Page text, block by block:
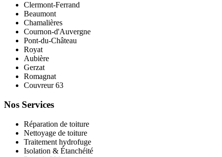
Clermont-Ferrand
Beaumont
Chamalières
Cournon-d'Auvergne
Pont‑du‑Château
Royat
Aubière
Gerzat
Romagnat
Couvreur 63
Nos Services
Réparation de toiture
Nettoyage de toiture
Traitement hydrofuge
Isolation & Étanchéité